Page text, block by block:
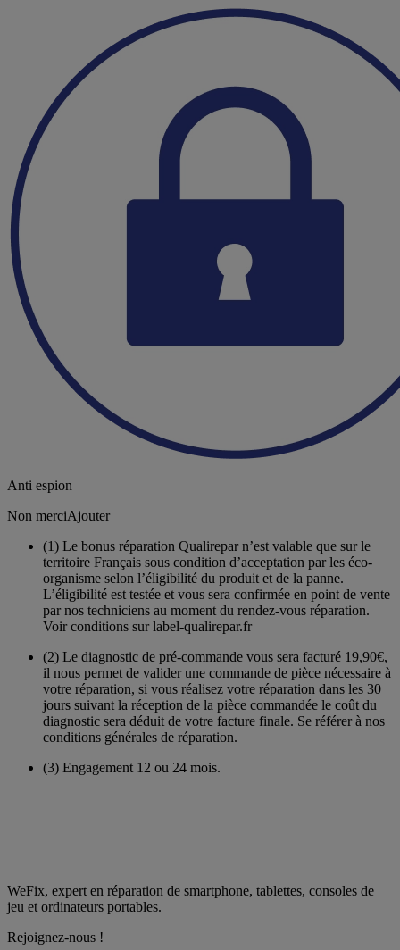
Anti espion
Non merciAjouter
(1) Le bonus réparation Qualirepar n’est valable que sur le
territoire Français sous condition d’acceptation par les éco-
organisme selon l’éligibilité du produit et de la panne.
L’éligibilité est testée et vous sera confirmée en point de vente
par nos techniciens au moment du rendez-vous réparation.
Voir conditions sur label-qualirepar.fr
(2) Le diagnostic de pré-commande vous sera facturé 19,90€,
il nous permet de valider une commande de pièce nécessaire à
votre réparation, si vous réalisez votre réparation dans les 30
jours suivant la réception de la pièce commandée le coût du
diagnostic sera déduit de votre facture finale. Se référer à nos
conditions générales de réparation.
(3) Engagement 12 ou 24 mois.
WeFix, expert en réparation de smartphone, tablettes, consoles de
jeu et ordinateurs portables.
Rejoignez-nous !